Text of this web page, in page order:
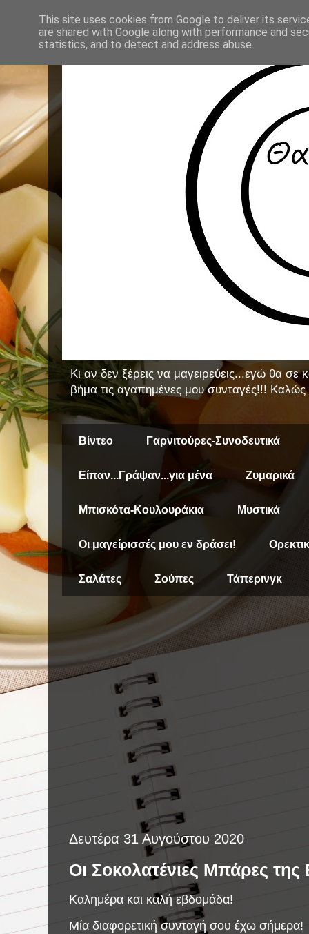
Κι αν δεν ξέρεις να μαγειρεύεις...εγώ θα
βήμα τις αγαπημένες μου συνταγές!!! Καλώς
Βίντεο Γαρνιτούρες-Συνοδευτικά
Είπαν...Γράψαν...για μένα Ζυμαρικά
Μπισκότα-Κουλουράκια Μυστικά
Οι μαγείρισσές μου εν δράσει!
Σαλάτες Σούπες Τάπερινγκ
Δευτέρα 31 Αυγούστου 2020
Οι Σοκολατένιες Μπάρες της
Καλημέρα και καλή εβδομάδα!
Μία διαφορετική συνταγή σου έχω σήμερα!
This site uses cookies from Google to deliver its
are shared with Google along with performance and
statistics, and to detect and address abuse.